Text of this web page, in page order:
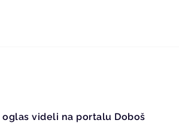
videli na portalu Doboš